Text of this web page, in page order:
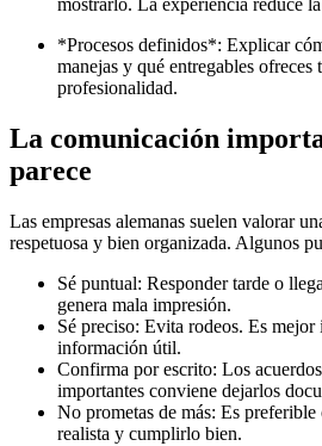
mostrarlo. La experiencia reduce
*Procesos definidos*: Explicar
manejas y qué entregables ofreces
profesionalidad.
La comunicación
parece
Las empresas alemanas suelen valorar
respetuosa y bien organizada. Algunos
Sé puntual: Responder tarde o
genera mala impresión.
Sé preciso: Evita rodeos. Es
información útil.
Confirma por escrito: Los
importantes conviene dejarlos
No prometas de más: Es
realista y cumplirlo bien.